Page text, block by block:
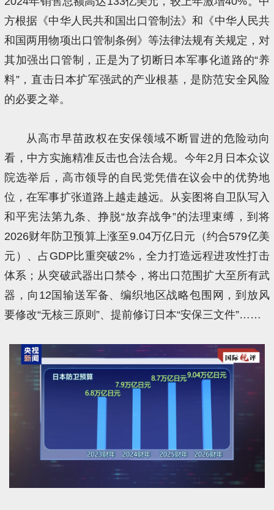
方根据《中华人民共和国出口管制法》和《中华人民共
和国两用物项出口管制条例》等法律法规有关规定，对
其加强出口管制，正是为了切断日本军事化道路的“养
料”，直击日本扩军强武的产业根基，是防范安全风险
的必要之举。
从高市早苗政权在安保领域不断冒进的危险动向
看，中方实施精准反击也合法合规。今年2月日本众议
院选举后，高市领导的自民党凭借在议会中的优势地
位，在军事扩张道路上越走越远。从妄图将自卫队写入
和平宪法第九条、挣脱“放弃战争”的法理束缚，到将
2026财年防卫预算上涨至9.04万亿日元（约合579亿美
元）、占GDP比重突破2%，全力打造远程进攻性打击
体系；从突破武器出口禁令，将出口范围扩大至所有武
器，向12国输送军备、编织地区战略包围网，到放风
要修改“无核三原则”、提前修订日本“安保三文件”……